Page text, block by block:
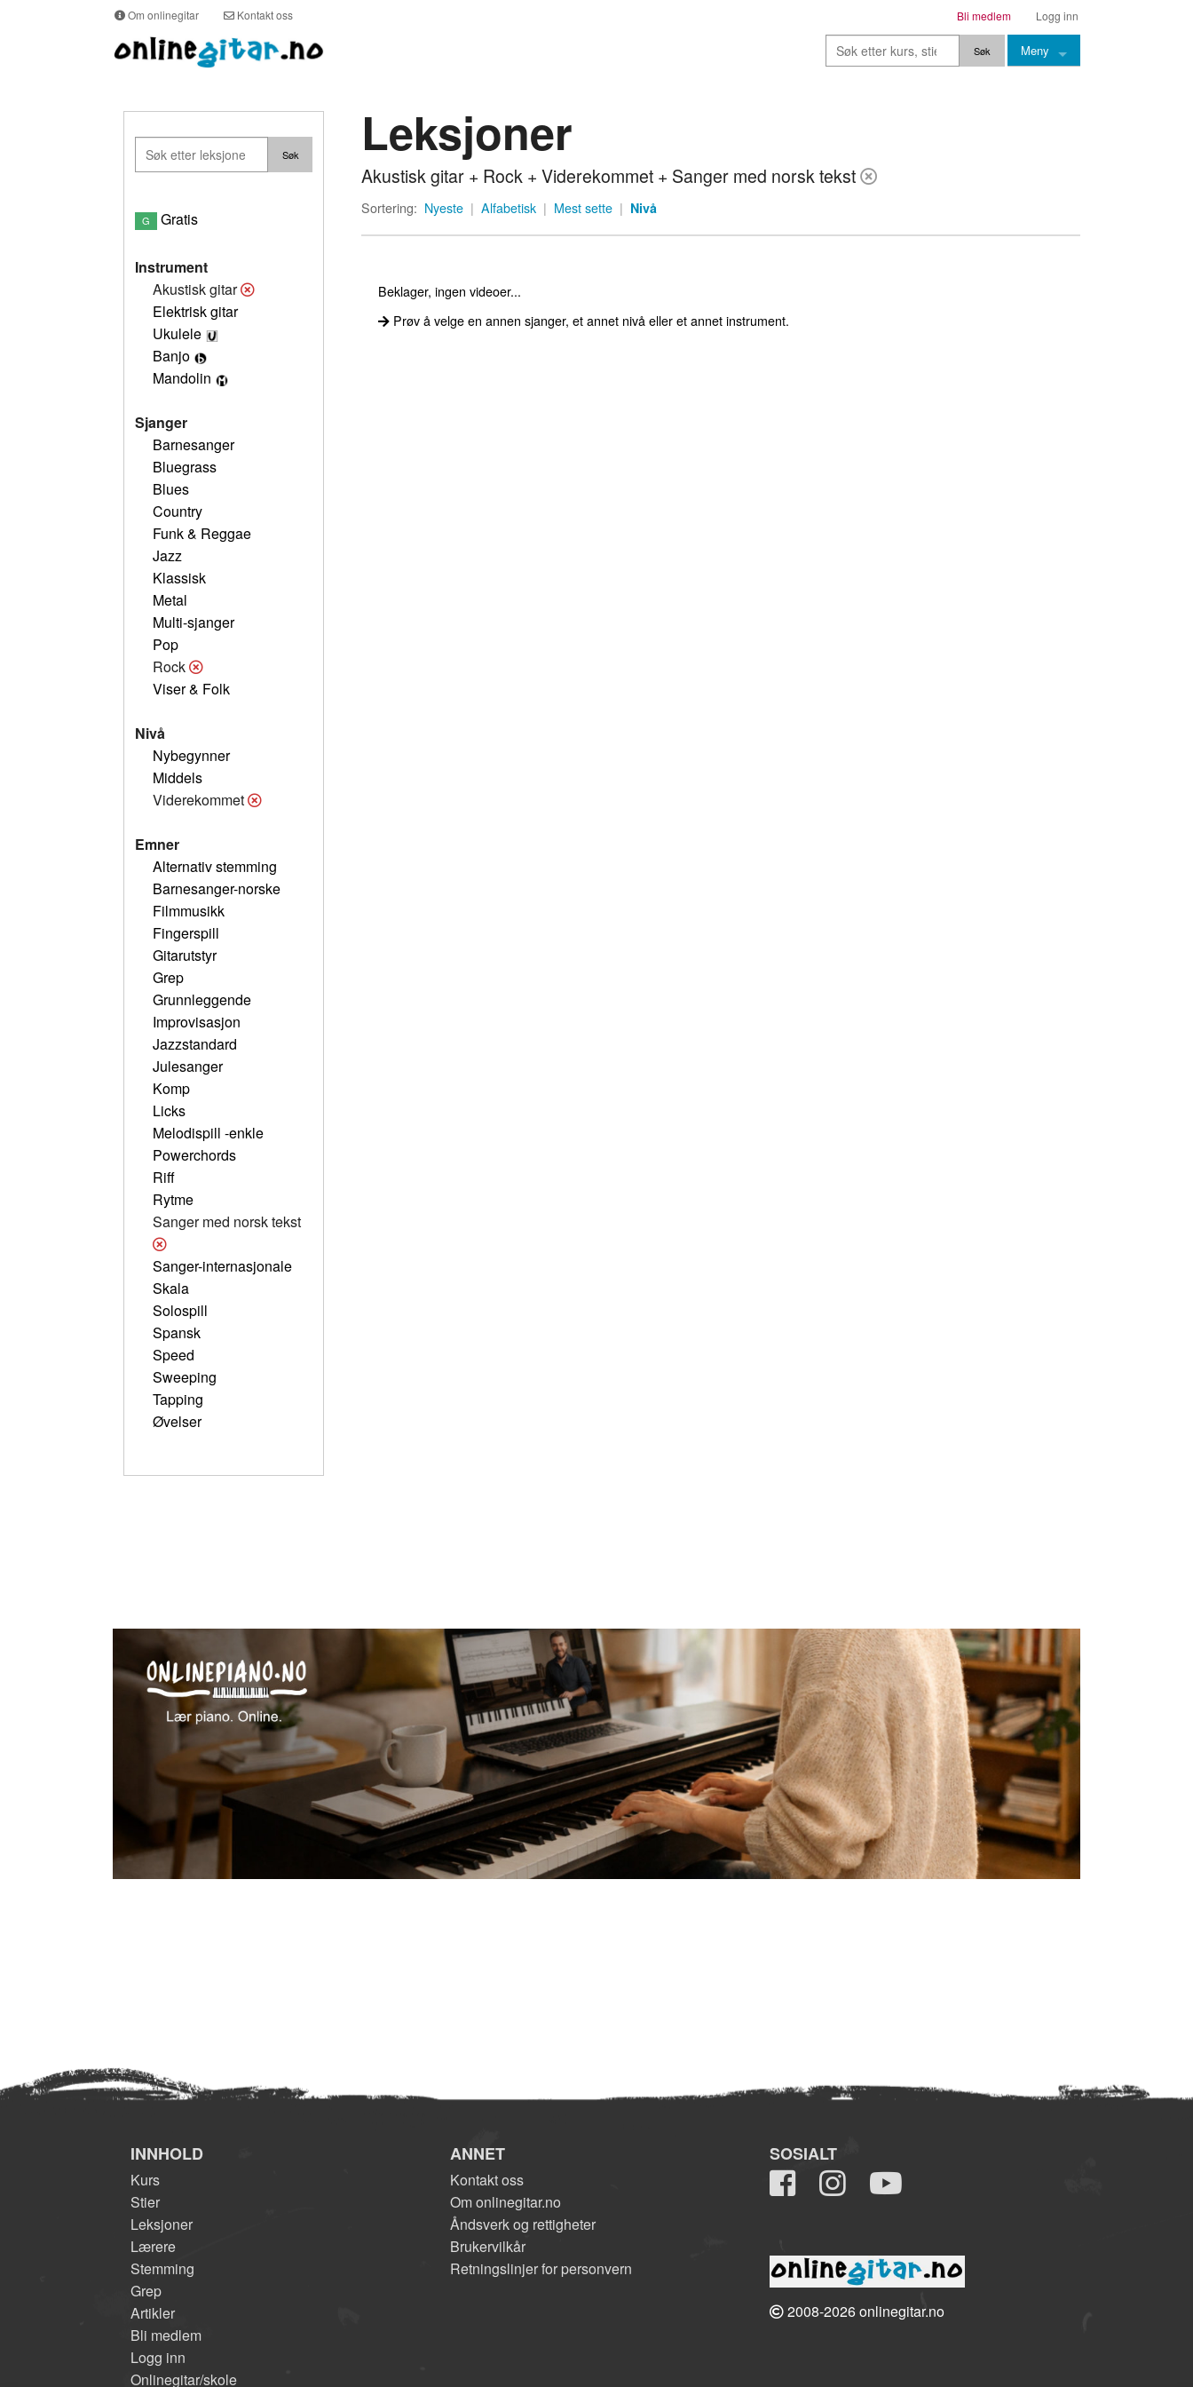
Om onlinegitar Kontakt oss Logg inn
Bli medlem
Meny
Stemming
G Gratis
Instrument
Akustisk gitar
Elektrisk gitar
Ukulele
Banjo
Mandolin
Sjanger
Barnesanger
Bluegrass
Blues
Country
Funk & Reggae
Jazz
Klassisk
Metal
Multi-sjanger
Pop
Rock
Viser & Folk
Nivå
Nybegynner
Middels
Viderekommet
Emner
Alternativ stemming
Barnesanger-norske
Filmmusikk
Fingerspill
Gitarutstyr
Grep
Grunnleggende
Improvisasjon
Jazzstandard
Julesanger
Komp
Licks
Melodispill -enkle
Powerchords
Riff
Rytme
Sanger med norsk tekst
Sanger-internasjonale
Skala
Solospill
Spansk
Speed
Sweeping
Tapping
Øvelser
Leksjoner
Akustisk gitar + Rock + Viderekommet + Sanger med norsk tekst
Sortering: Nyeste | Alfabetisk | Mest sette | Nivå
Beklager, ingen videoer...
Prøv å velge en annen sjanger, et annet nivå eller et annet instrument.
INNHOLD
Kurs
Stier
Leksjoner
Lærere
Stemming
Grep
Artikler
Bli medlem
Logg inn
Onlinegitar/skole
ANNET
Kontakt oss
Om onlinegitar.no
Åndsverk og rettigheter
Brukervilkår
Retningslinjer for personvern
SOSIALT
2008-2026 onlinegitar.no